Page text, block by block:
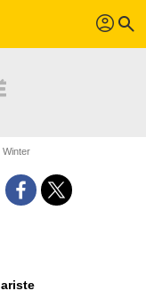
profil search
Winter